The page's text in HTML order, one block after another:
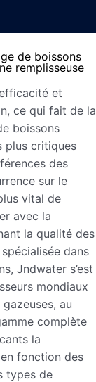
de boissons
remplisseuse
et
ce qui fait de la
boissons
plus critiques
des
sur le
vital de
avec la
la qualité des
dans
Jndwater s’est
mondiaux
au
complète
la
fonction des
types de